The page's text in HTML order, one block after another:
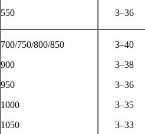
550
3–36
700/750/800/850
900
950
1000
1050
3–40
3–38
3–36
3–35
3–33